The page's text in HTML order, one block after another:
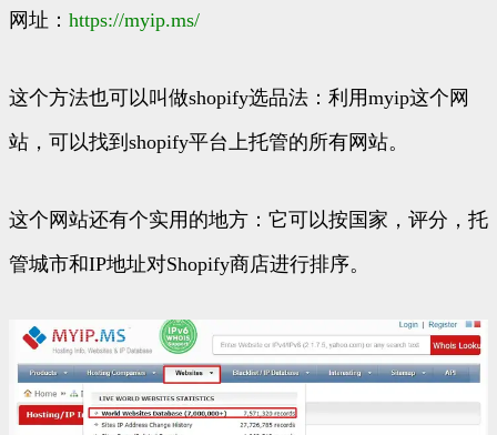
网址： https://myip.ms/
这个方法也可以叫做shopify选品法：利用myip这个网
站，可以找到shopify平台上托管的所有网站。
这个网站还有个实用的地方：它可以按国家，评分，托
管城市和IP地址对Shopify商店进行排序。